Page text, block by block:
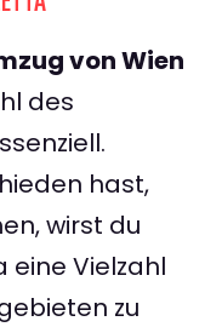
von Wien
des
hast,
wirst du
Vielzahl
zu